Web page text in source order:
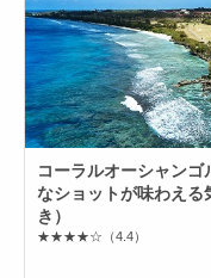
コーラルオーシャン
なショットが味わえる
き）
★★★★☆ （4.4）